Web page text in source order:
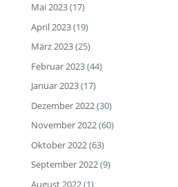
Mai 2023(17)
April 2023(19)
März 2023(25)
Februar 2023(44)
Januar 2023(17)
Dezember 2022(30)
November 2022(60)
Oktober 2022(63)
September 2022(9)
August 2022(1)